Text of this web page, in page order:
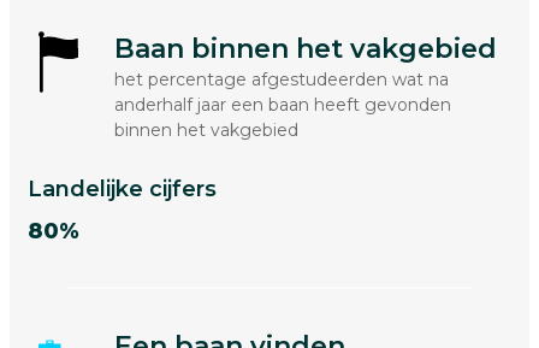
Baan binnen het vakgebied
het percentage afgestudeerden wat na
anderhalf jaar een baan heeft gevonden
binnen het vakgebied
Landelijke cijfers
80%